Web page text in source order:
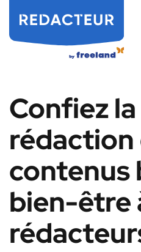
Confiez la
rédaction
contenus
bien-être